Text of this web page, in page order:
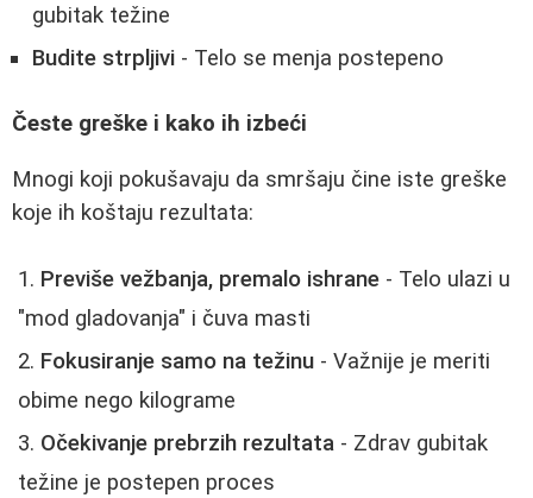
gubitak težine
Budite strpljivi - Telo se menja postepeno
Česte greške i kako ih izbeći
Mnogi koji pokušavaju da smršaju čine iste greške
koje ih koštaju rezultata:
Previše vežbanja, premalo ishrane - Telo ulazi u
"mod gladovanja" i čuva masti
Fokusiranje samo na težinu - Važnije je meriti
obime nego kilograme
Očekivanje prebrzih rezultata - Zdrav gubitak
težine je postepen proces